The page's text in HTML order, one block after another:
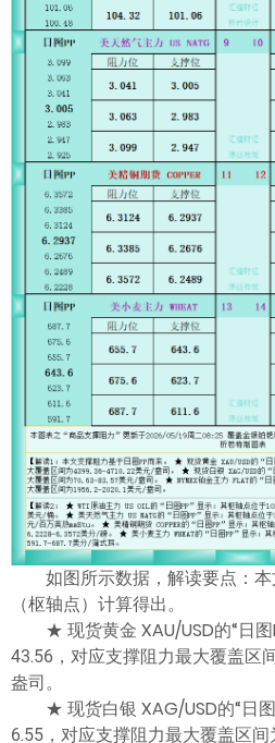
如图所示数据，解读要点：
（枢轴点）计算得出。
★ 现货黄金 XAU/USD的“日
43.56，对应支撑阻力最大覆盖区
盎司。
★ 现货白银 XAG/USD的“日
6.55，对应支撑阻力最大覆盖区间